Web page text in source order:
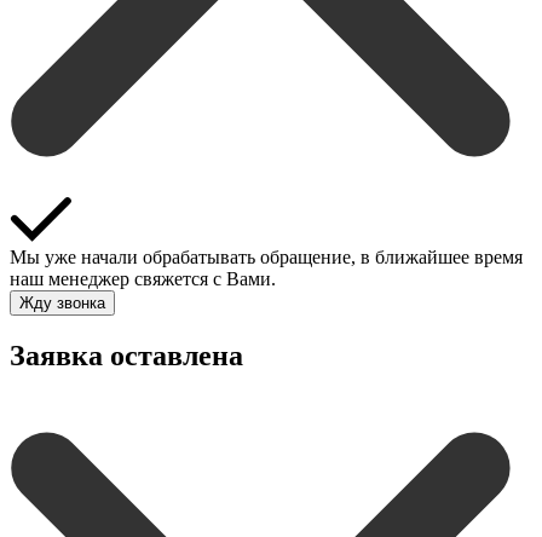
Мы уже начали обрабатывать обращение, в ближайшее время
наш менеджер свяжется с Вами.
Жду звонка
Заявка оставлена